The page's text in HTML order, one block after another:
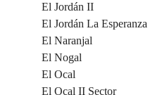
El Jordán II
El Jordán La Esperanza
El Naranjal
El Nogal
El Ocal
El Ocal II Sector